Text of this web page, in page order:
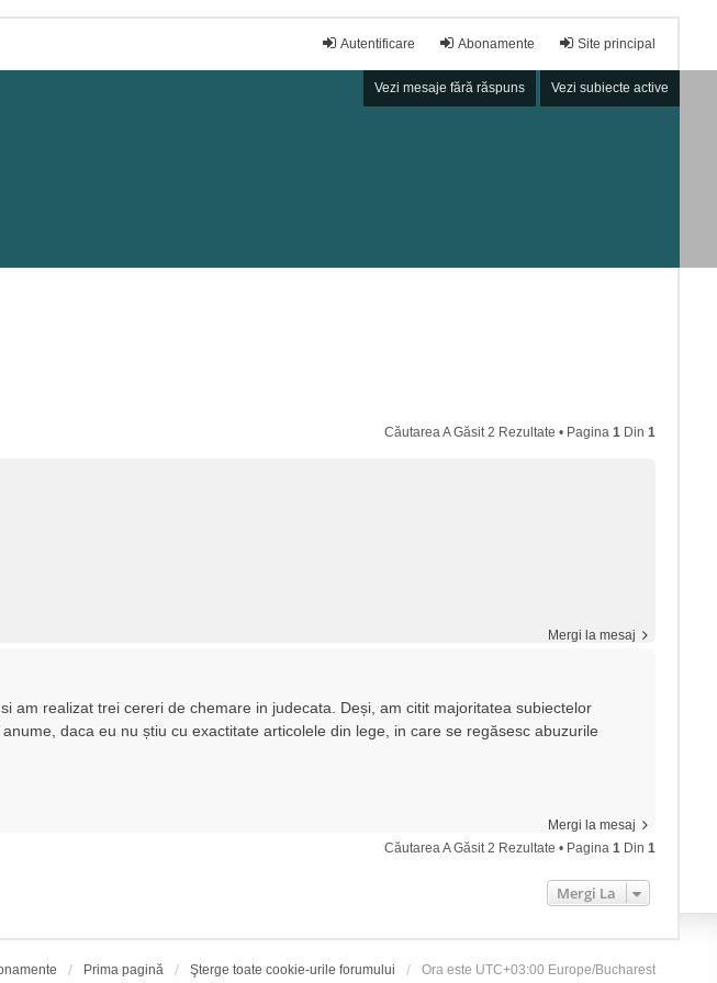
Site principal
Abonamente
Autentificare
Vezi mesaje fără răspuns Vezi subiecte active
Căutarea A Găsit 2 Rezultate • Pagina1 Din1
Mergi la mesaj
am realizat trei cereri de chemare in judecata. Deși, am citit majoritatea subiectelor
daca eu nu știu cu exactitate articolele din lege, in care se regăsesc abuzurile
Mergi la mesaj
Căutarea A Găsit 2 Rezultate • Pagina1 Din1
Mergi La
Prima pagină Şterge toate cookie-urile forumului Ora este UTC+03:00 Europe/Bucharest